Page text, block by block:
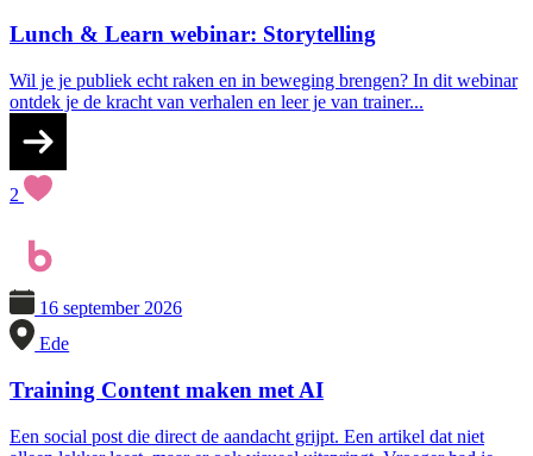
Lunch & Learn webinar: Storytelling
Wil je je publiek echt raken en in beweging brengen? In dit webinar
ontdek je de kracht van verhalen en leer je van trainer...
2
16 september 2026
Ede
Training Content maken met AI
Een social post die direct de aandacht grijpt. Een artikel dat niet